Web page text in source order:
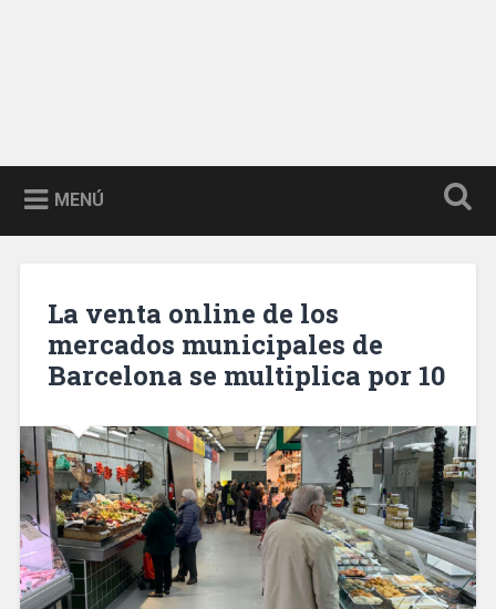
MENÚ
La venta online de los
mercados municipales de
Barcelona se multiplica por 10